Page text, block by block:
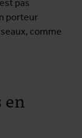
pas
porteur
comme